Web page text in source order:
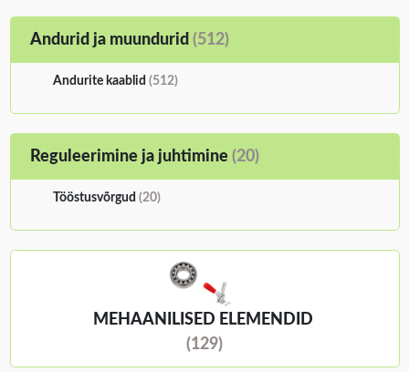
Andurid ja muundurid (512)
Andurite kaablid (512)
Reguleerimine ja juhtimine (20)
Tööstusvõrgud (20)
MEHAANILISED ELEMENDID
(129)